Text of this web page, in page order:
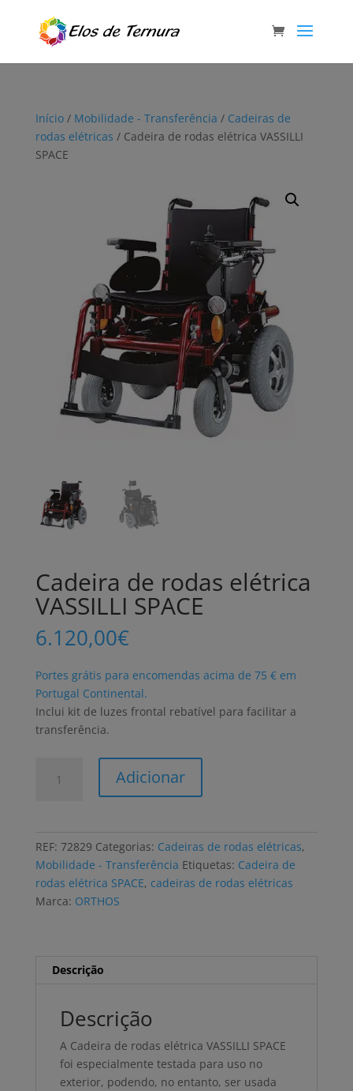
Início/ Mobilidade - Transferência / Cadeiras de
rodas elétricas / Cadeira de rodas elétrica VASSILLI
SPACE
Cadeira de rodas elétrica
VASSILLI SPACE
6.120,00€
Portes grátis para encomendas acima de 75 € em
Portugal Continental.
Inclui kit de luzes frontal rebatível para facilitar a
transferência.
elétrica
VASSILLI
Adicionar
REF: 72829 Categorias: Cadeiras de rodas elétricas,
Mobilidade - Transferência Etiquetas: Cadeira de
rodas elétrica SPACE, cadeiras de rodas elétricas
Marca: ORTHOS
Descrição
Descrição
A Cadeira de rodas elétrica VASSILLI SPACE
foi especialmente testada para uso no
exterior, podendo, no entanto, ser usada